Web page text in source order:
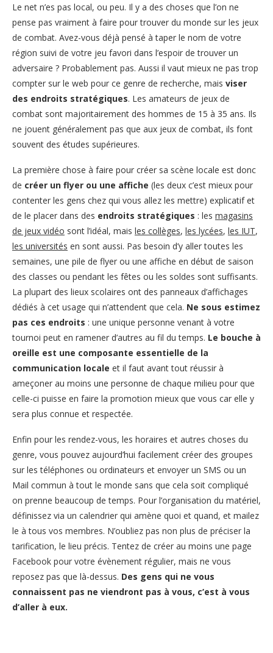
Le net n’es pas local, ou peu. Il y a des choses que l’on ne
pense pas vraiment à faire pour trouver du monde sur les jeux
de combat. Avez-vous déjà pensé à taper le nom de votre
région suivi de votre jeu favori dans l’espoir de trouver un
adversaire ? Probablement pas. Aussi il vaut mieux ne pas trop
compter sur le web pour ce genre de recherche, mais viser
des endroits stratégiques. Les amateurs de jeux de
combat sont majoritairement des hommes de 15 à 35 ans. Ils
ne jouent généralement pas que aux jeux de combat, ils font
souvent des études supérieures.
La première chose à faire pour créer sa scène locale est donc
de créer un flyer ou une affiche (les deux c’est mieux pour
contenter les gens chez qui vous allez les mettre) explicatif et
de le placer dans des endroits stratégiques : les magasins
de jeux vidéo sont l’idéal, mais les collèges, les lycées, les IUT,
les universités en sont aussi. Pas besoin d’y aller toutes les
semaines, une pile de flyer ou une affiche en début de saison
des classes ou pendant les fêtes ou les soldes sont suffisants.
La plupart des lieux scolaires ont des panneaux d’affichages
dédiés à cet usage qui n’attendent que cela. Ne sous estimez
pas ces endroits : une unique personne venant à votre
tournoi peut en ramener d’autres au fil du temps. Le bouche à
oreille est une composante essentielle de la
communication locale et il faut avant tout réussir à
ameçoner au moins une personne de chaque milieu pour que
celle-ci puisse en faire la promotion mieux que vous car elle y
sera plus connue et respectée.
Enfin pour les rendez-vous, les horaires et autres choses du
genre, vous pouvez aujourd’hui facilement créer des groupes
sur les téléphones ou ordinateurs et envoyer un SMS ou un
Mail commun à tout le monde sans que cela soit compliqué
on prenne beaucoup de temps. Pour l’organisation du matériel,
définissez via un calendrier qui amène quoi et quand, et mailez
le à tous vos membres. N’oubliez pas non plus de préciser la
tarification, le lieu précis. Tentez de créer au moins une page
Facebook pour votre évènement régulier, mais ne vous
reposez pas que là-dessus. Des gens qui ne vous
connaissent pas ne viendront pas à vous, c’est à vous
d’aller à eux.